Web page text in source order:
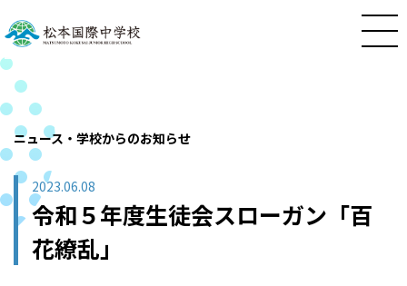
ニュース・学校からのお知らせ
2023.06.08
令和５年度生徒会スローガン「百
花繚乱」